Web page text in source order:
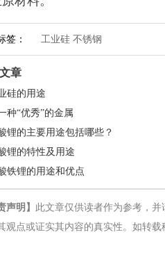
签： 工业硅 不锈钢
章
硅的用途
种“优秀”的金属
锂的主要用途包括哪些？
锂的特性及用途
铁锂的用途和优点
声明】 此文章仅供读者作为参考，
观点或证实其内容的真实性。如转